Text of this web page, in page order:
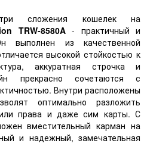
сложения кошелек на
TRW-8580A- практичный и
выполнен из качественной
высокой стойкостью к
аккуратная строчка и
прекрасно сочетаются с
Внутри расположены
оптимально разложить
права и даже сим карты. С
вместительный карман на
и надежный, замечательная